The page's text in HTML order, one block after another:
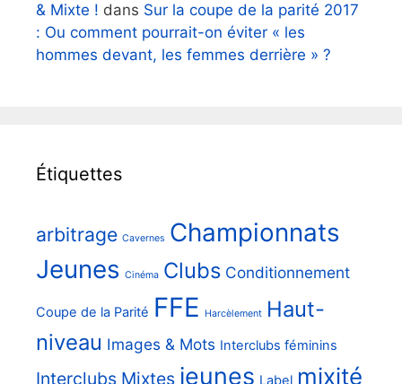
& Mixte ! dans Sur la coupe de la parité 2017
: Ou comment pourrait-on éviter « les
hommes devant, les femmes derrière » ?
Étiquettes
arbitrage Cavernes Championnats
Jeunes Cinéma Clubs Conditionnement
Coupe de la Parité FFE Harcèlement Haut-
niveau Images & Mots Interclubs féminins
Interclubs Mixtes jeunes Label mixité